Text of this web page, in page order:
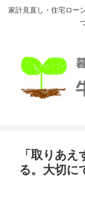
家計見直し・住宅ロー
「取りあ
る。大切に